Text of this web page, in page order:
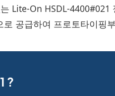
Lite-On HSDL-4400#021
공급하여 프로토타이핑
?